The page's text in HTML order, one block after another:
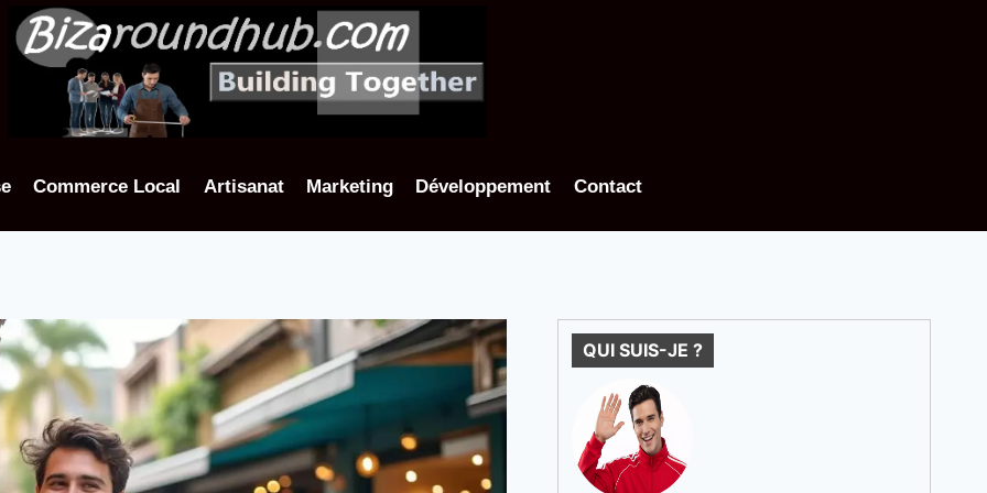
Commerce Local Artisanat Marketing Développement Contact
QUI SUIS-JE ?